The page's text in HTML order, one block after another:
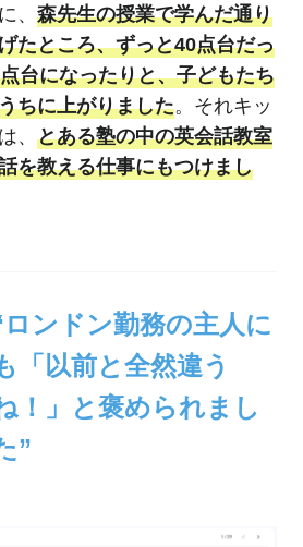
、 森先生の授業で学んだ通り
たところ、ずっと40点台だっ
台になったりと、子どもたち
ちに上がりました。それキッ
、 とある塾の中の英会話教室
を教える仕事にもつけまし
ロンドン勤務の主人に
「以前と全然違う
！」と褒められまし
”